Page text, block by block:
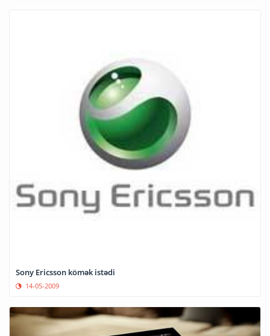
Sony Ericsson kömək istədi
14-05-2009